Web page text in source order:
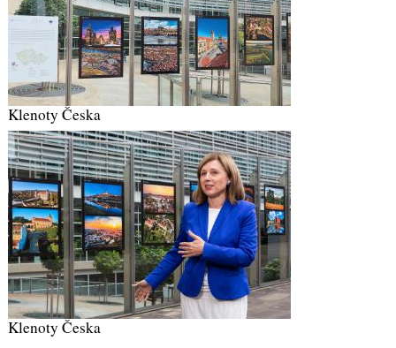
Klenoty Česka
Klenoty Česka